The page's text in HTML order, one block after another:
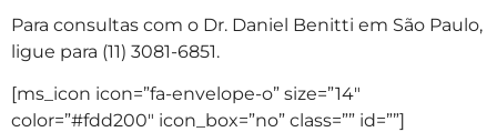
Para consultas com o Dr. Daniel Benitti em São Paulo,
ligue para (11) 3081-6851.
[ms_icon icon=”fa-envelope-o” size=”14″
color=”#fdd200″ icon_box=”no” class=”” id=””]